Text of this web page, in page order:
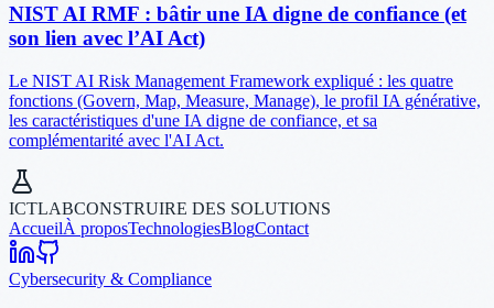
NIST AI RMF : bâtir une IA digne de confiance (et
son lien avec l’AI Act)
Le NIST AI Risk Management Framework expliqué : les quatre
fonctions (Govern, Map, Measure, Manage), le profil IA générative,
les caractéristiques d'une IA digne de confiance, et sa
complémentarité avec l'AI Act.
ICTLABCONSTRUIRE DES SOLUTIONS
AccueilÀ proposTechnologiesBlogContact
Cybersecurity & Compliance